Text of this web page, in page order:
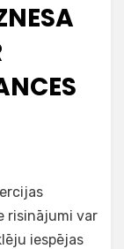
risinājumi var
iespējas